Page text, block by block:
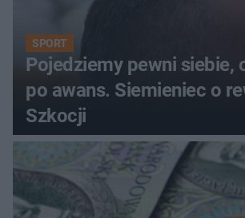
SPORT
Pojedziemy pewni siebie,
po awans. Siemieniec o
Szkocji